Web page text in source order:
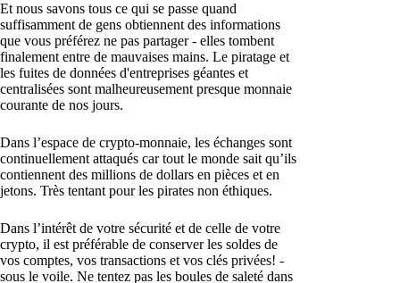
Et nous savons tous ce qui se passe quand
suffisamment de gens obtiennent des informations
que vous préférez ne pas partager - elles tombent
finalement entre de mauvaises mains. Le piratage et
les fuites de données d'entreprises géantes et
centralisées sont malheureusement presque monnaie
courante de nos jours.
Dans l’espace de crypto-monnaie, les échanges sont
continuellement attaqués car tout le monde sait qu’ils
contiennent des millions de dollars en pièces et en
jetons. Très tentant pour les pirates non éthiques.
Dans l’intérêt de votre sécurité et de celle de votre
crypto, il est préférable de conserver les soldes de
vos comptes, vos transactions et vos clés privées! -
sous le voile. Ne tentez pas les boules de saleté dans